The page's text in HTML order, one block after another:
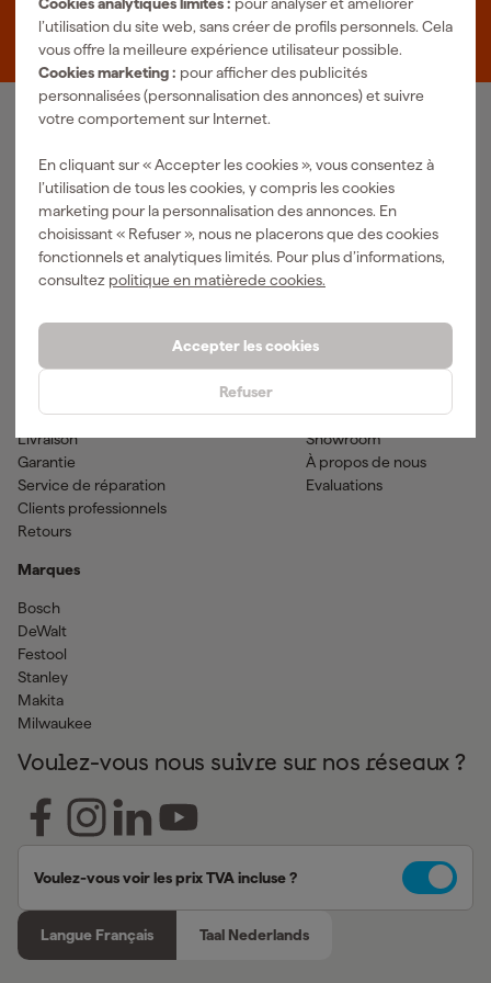
l’utilisation du site web, sans créer de profils personnels. Cela
vous offre la meilleure expérience utilisateur possible.
Cookies marketing : pour afficher des publicités
personnalisées (personnalisation des annonces) et suivre
votre comportement sur Internet.
En cliquant sur « Accepter les cookies », vous consentez à
l’utilisation de tous les cookies, y compris les cookies
marketing pour la personnalisation des annonces. En
choisissant « Refuser », nous ne placerons que des cookies
fonctionnels et analytiques limités. Pour plus d’informations,
consultez politique en matièrede cookies.
Accepter les cookies
Refuser
Zevenheuvelenweg 25
Outils pneumatiques
EPI et vêtements de travail
Outils de mesure
Outil sans-fil
Outils de jardinage
Méthodes de paiement
Livraison
Garantie
Service de réparation
Clients professionnels
Retours
Marques
Bosch
DeWalt
Festool
Stanley
Makita
Milwaukee
Fixami
Actualites
Showroom
À propos de nous
Evaluations
Voulez-vous nous suivre sur nos réseaux ?
Voulez-vous voir les prix TVA incluse ?
Langue Français Taal Nederlands